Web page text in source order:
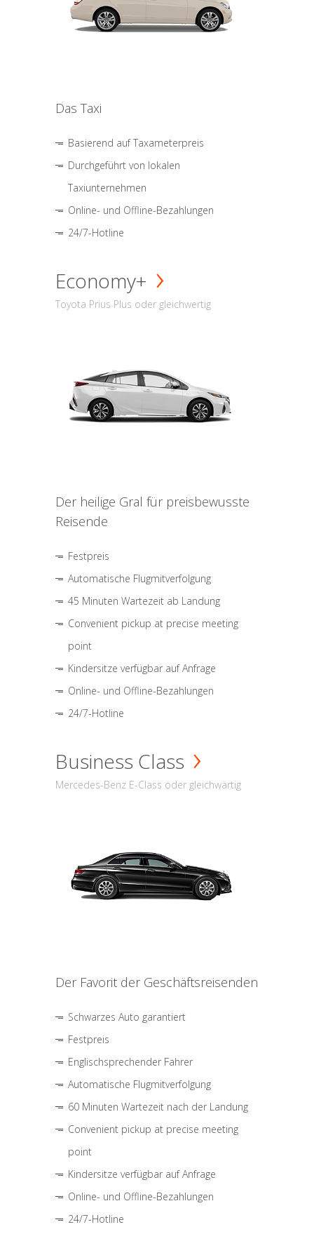
Das Taxi
Basierend auf Taxameterpreis
Durchgeführt von lokalen
Taxiunternehmen
Online- und Offline-Bezahlungen
24/7-Hotline
Economy+
Toyota Prius Plus oder gleichwertig
Der heilige Gral für preisbewusste
Reisende
Festpreis
Automatische Flugmitverfolgung
45 Minuten Wartezeit ab Landung
Convenient pickup at precise meeting
point
Kindersitze verfügbar auf Anfrage
Online- und Offline-Bezahlungen
24/7-Hotline
Business Class
Mercedes-Benz E-Class oder gleichwärtig
Der Favorit der Geschäftsreisenden
Schwarzes Auto garantiert
Festpreis
Englischsprechender Fahrer
Automatische Flugmitverfolgung
60 Minuten Wartezeit nach der Landung
Convenient pickup at precise meeting
point
Kindersitze verfügbar auf Anfrage
Online- und Offline-Bezahlungen
24/7-Hotline